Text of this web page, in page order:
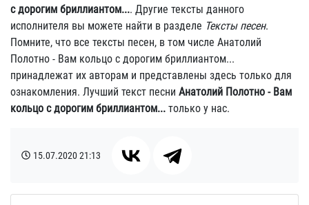
с дорогим бриллиантом.... Другие тексты данного
исполнителя вы можете найти в разделе Тексты песен.
Помните, что все тексты песен, в том числе Анатолий
Полотно - Вам кольцо с дорогим бриллиантом...
принадлежат их авторам и представлены здесь только для
ознакомления. Лучший текст песни Анатолий Полотно - Вам
кольцо с дорогим бриллиантом... только у нас.
15.07.202021:13